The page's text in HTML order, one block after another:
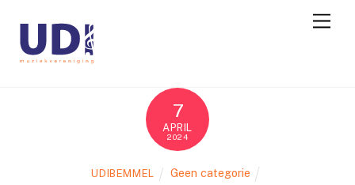
7
APRIL
2024
UDIBEMMEL Geen categorie